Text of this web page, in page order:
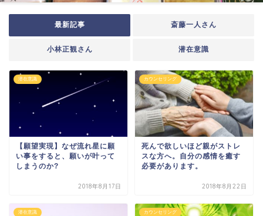
最新記事 斎藤一人さん
小林正観さん 潜在意識
潜在意識
【願望実現】なぜ流れ星に願
い事をすると、願いが叶って
しまうのか?
2018年8月17日
カウンセリング
死んで欲しいほど親がストレ
スな方へ。自分の感情を癒す
必要があります。
2018年8月22日
潜在意識 カウンセリング